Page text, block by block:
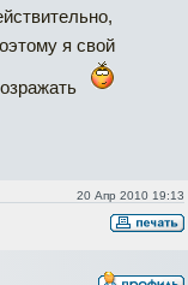
я свой
20 Апр 2010 19:13